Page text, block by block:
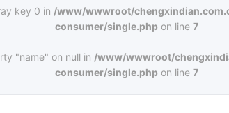
key 0 in /www/wwwroot/
consumer/single.php on line7
"name" on null in /www/wwwroot/
consumer/single.php on line7